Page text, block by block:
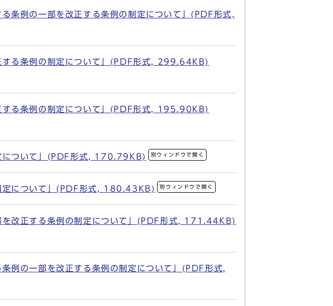
条例の一部を改正する条例の制定について」(PDF形式,
する条例の制定について」(PDF形式, 299.64KB)
する条例の制定について」(PDF形式, 195.90KB)
について」(PDF形式, 170.79KB) 別ウィンドウで開く
定について」(PDF形式, 180.43KB) 別ウィンドウで開く
を改正する条例の制定について」(PDF形式, 171.44KB)
例の一部を改正する条例の制定について」(PDF形式,